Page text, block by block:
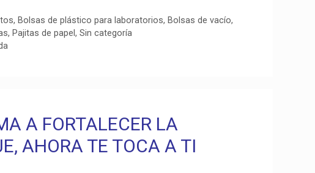
, Bolsas de plástico para laboratorios, Bolsas de vacío,
, Pajitas de papel , Sin categoría
A FORTALECER LA
AHORA TE TOCA A TI